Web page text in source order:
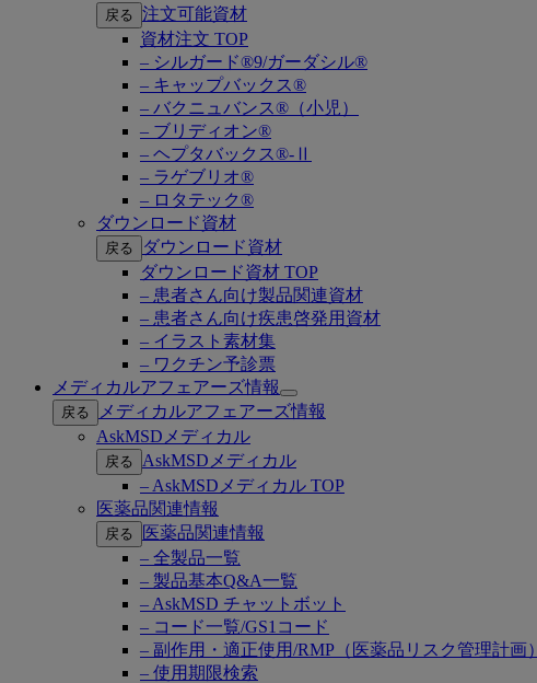
戻る 注文可能資材
資材注文 TOP
– シルガード®9/ガーダシル®
– キャップバックス®
– バクニュバンス®（小児）
– ブリディオン®
– ヘプタバックス®-Ⅱ
– ラゲブリオ®
– ロタテック®
ダウンロード資材
戻る
ダウンロード資材
ダウンロード資材 TOP
– 患者さん向け製品関連資材
– 患者さん向け疾患啓発用資材
– イラスト素材集
– ワクチン予診票
メディカルアフェアーズ情報
Open
submenu
戻る
メディカルアフェアーズ情報
AskMSDメディカル
戻る
AskMSDメディカル
– AskMSDメディカル TOP
医薬品関連情報
戻る
医薬品関連情報
– 全製品一覧
– 製品基本Q&A一覧
– AskMSD チャットボット
– コード一覧/GS1コード
– 副作用・適正使用/RMP（医薬品リスク管理計画）
– 使用期限検索